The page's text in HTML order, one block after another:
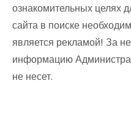
ознакомительных целях
сайта в поиске
является рекламой! За
информацию
не несет.